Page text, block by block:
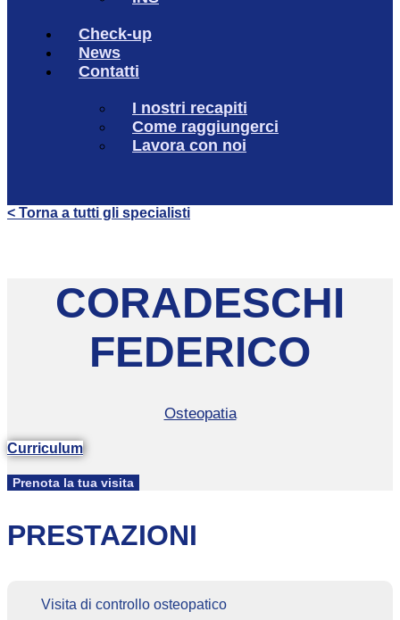
Check-up
News
Contatti
I nostri recapiti
Come raggiungerci
Lavora con noi
< Torna a tutti gli specialisti
CORADESCHI
FEDERICO
Osteopatia
Curriculum
Prenota la tua visita
PRESTAZIONI
Visita di controllo osteopatico